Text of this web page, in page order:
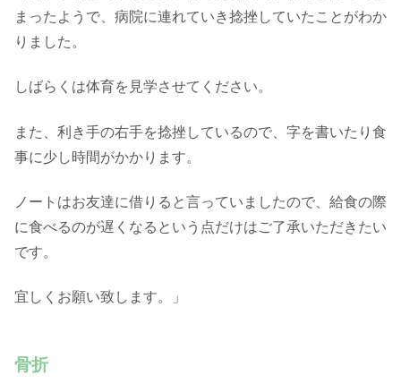
まったようで、病院に連れていき捻挫していたことがわか
りました。
しばらくは体育を見学させてください。
また、利き手の右手を捻挫しているので、字を書いたり食
事に少し時間がかかります。
ノートはお友達に借りると言っていましたので、給食の際
に食べるのが遅くなるという点だけはご了承いただきたい
です。
宜しくお願い致します。」
骨折